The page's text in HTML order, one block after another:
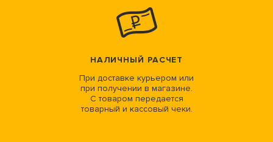
НАЛИЧНЫЙ РАСЧЕТ
При доставке курьером или
при получении в магазине.
С товаром передается
товарный и кассовый чеки.